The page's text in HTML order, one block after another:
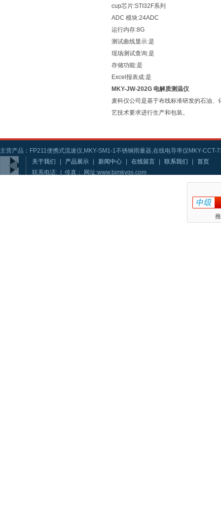
cup芯片:STI32F系列
ADC 模块:24ADC
运行内存:8G
测试曲线显示:是
现场测试查询:是
存储功能:是
Excel报表成:是
MKY-JW-202G 电解质测温仪
麦科仪公司是基于布线标准研发的石油
艺技术要求进行生产和包装。
主营产品：FP211便携式流速仪,MKY-SM1-1不锈钢雨量器,在线电导率仪MKY-CCT-
关于我们
产品展示 新闻中心 在线留言 联系我们
首页
联系电话: | 传真： 网址:www.bjmkygs.com